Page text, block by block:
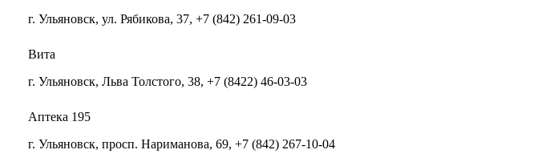
г. Ульяновск, ул. Рябикова, 37, +7 (842) 261-09-03
Вита
г. Ульяновск, Льва Толстого, 38, +7 (8422) 46-03-03
Аптека 195
г. Ульяновск, просп. Нариманова, 69, +7 (842) 267-10-04